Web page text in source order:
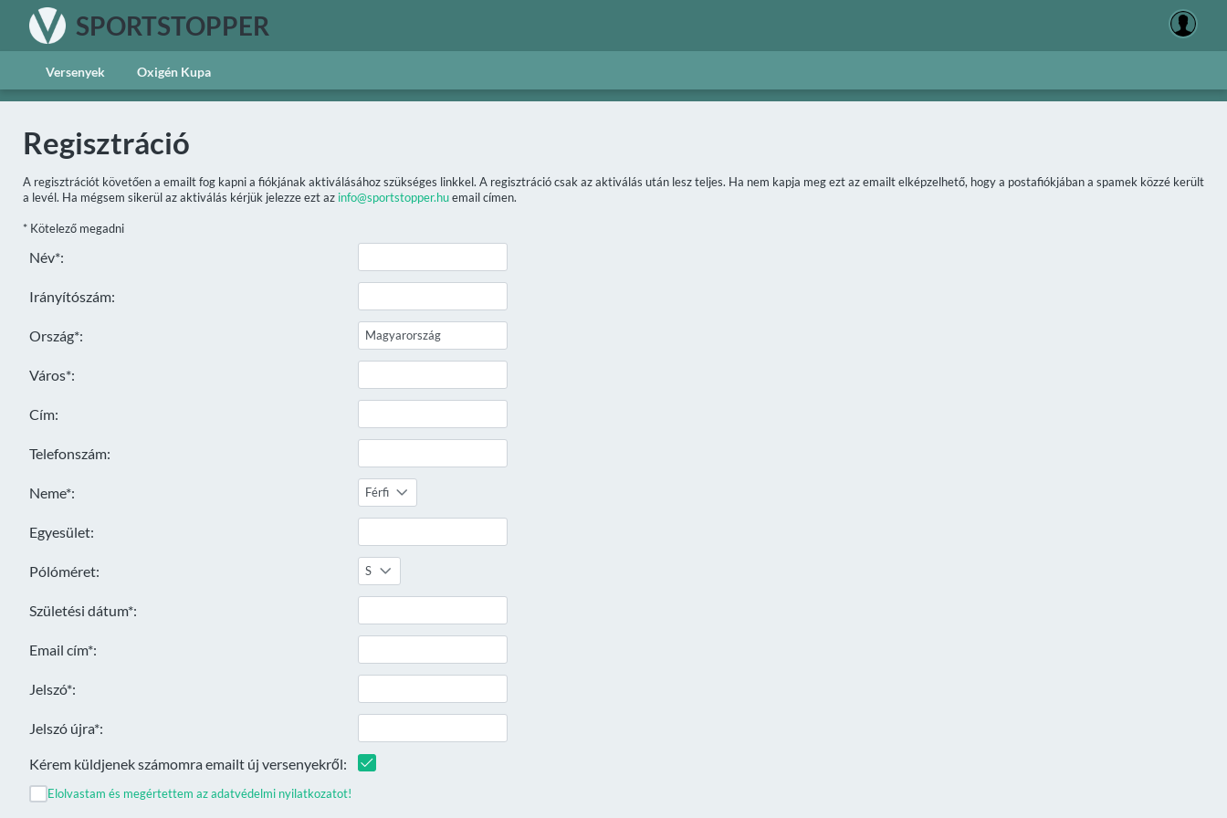
SPORTSTOPPER
Versenyek Oxigén Kupa
Regisztráció
A regisztrációt követően a emailt fog kapni a fiókjának aktiválásához szükséges linkkel. A regisztráció csak az aktiválás után lesz teljes. Ha nem kapja meg ezt az emailt elképzelhető, hogy a postafiókjában a spamek közzé került
a levél. Ha mégsem sikerül az aktiválás kérjük jelezze ezt az info@sportstopper.huemail címen.
* Kötelező megadni
Elolvastam és megértettem az adatvédelmi nyilatkozatot!
Név*:
Irányítószám:
Ország*:
Város*:
Cím:
Telefonszám:
Neme*: Férfi
Egyesület:
Pólóméret: S
Születési dátum*:
Email cím*:
Jelszó*:
Jelszó újra*:
Kérem küldjenek számomra emailt új versenyekről: